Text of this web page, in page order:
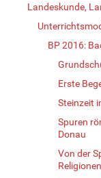
Landeskunde,
BP 2016:
Erste
Steinzeit
Spuren
Donau
Von der